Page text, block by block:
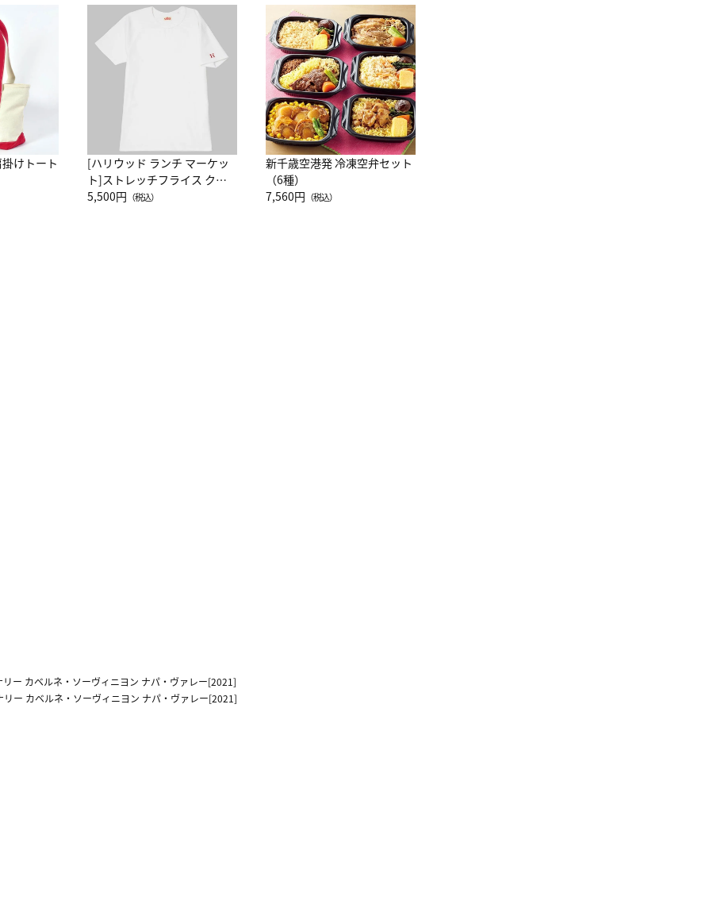
けトート
[ハリウッド ランチ マーケッ
ト]ストレッチフライス クル
ーネック別注半袖Ｔシャツ
5,500円 （税込）
新千歳空港発 冷凍空弁セット
（6種）
7,560円 （税込）
ー カベルネ・ソーヴィニヨン ナパ・ヴァレー[2021]
ー カベルネ・ソーヴィニヨン ナパ・ヴァレー[2021]